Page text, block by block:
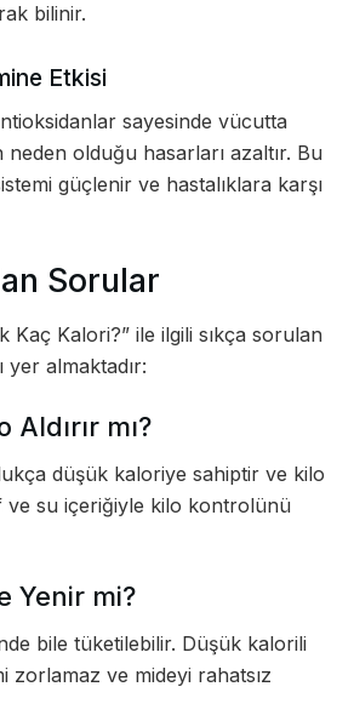
bilinir.
Etkisi
sayesinde vücutta
olduğu hasarları azaltır. Bu
güçlenir ve hastalıklara karşı
Sorular
Kaç Kalori?” ile ilgili sıkça sorulan
yer almaktadır:
Aldırır mı?
düşük kaloriye sahiptir ve kilo
ve su içeriğiyle kilo kontrolünü
Yenir mi?
bile tüketilebilir. Düşük kalorili
zorlamaz ve mideyi rahatsız